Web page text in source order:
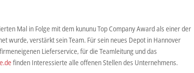
Mal in Folge mit dem kununu Top Company Award als einer der
wurde, verstärkt sein Team. Für sein neues Depot in Hannover
Lieferservice, für die Teamleitung und das
finden Interessierte alle offenen Stellen des Unternehmens.